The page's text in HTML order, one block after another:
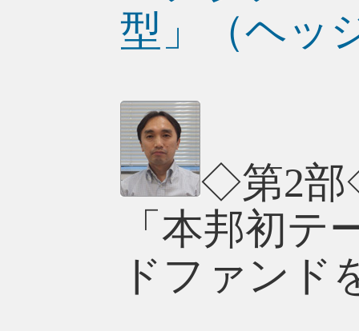
型」（ヘッ
◇第2
「本邦初
ドファンド